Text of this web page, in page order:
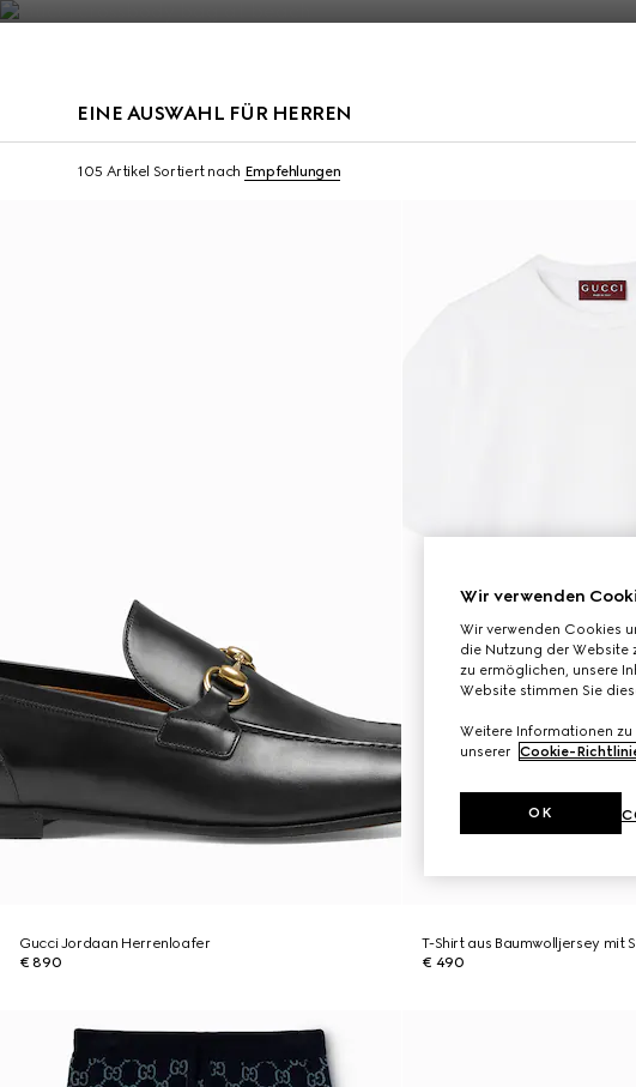
EINE AUSWAHL FÜR HERREN
105 Artikel Sortiert nach Empfehlungen
Virtual Try-On
Gucci Jordaan Herrenloafer
€ 890
T-Shirt aus Baumwolljersey mit
€ 490
Wir verwenden
Wir verwenden Cookies
die Nutzung der Website
zu ermöglichen, unsere
Website stimmen Sie
Weitere Informationen
unserer Cookie-
OK